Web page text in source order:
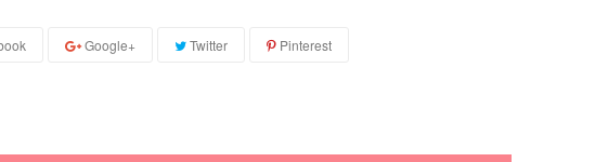
Google+ Twitter Pinterest